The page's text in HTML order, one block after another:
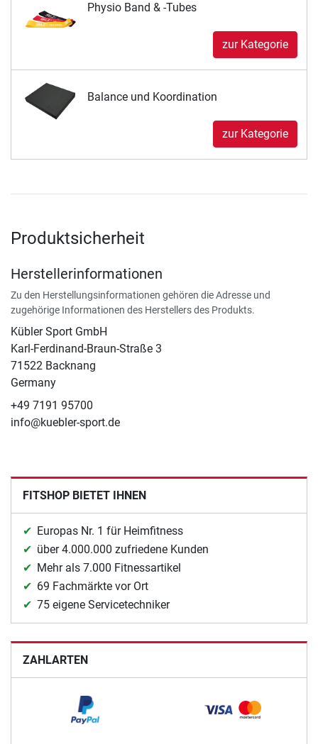
Physio Band & -Tubes
zur Kategorie
Balance und Koordination
zur Kategorie
Produktsicherheit
Herstellerinformationen
Zu den Herstellungsinformationen gehören die Adresse und
zugehörige Informationen des Herstellers des Produkts.
Kübler Sport GmbH
Karl-Ferdinand-Braun-Straße 3
71522 Backnang
Germany
+49 7191 95700
info@kuebler-sport.de
FITSHOP BIETET IHNEN
Europas Nr. 1 für Heimfitness
über 4.000.000 zufriedene Kunden
Mehr als 7.000 Fitnessartikel
69 Fachmärkte vor Ort
75 eigene Servicetechniker
ZAHLARTEN